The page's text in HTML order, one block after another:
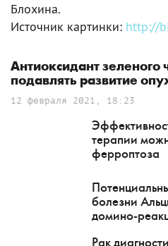
Блохина.
Источник картинки: http://
Антиоксидант зеленого
подавлять развитие
12 февраля 2021, 18:23
терапии
ферроптоза
болезни
домино-
Рак